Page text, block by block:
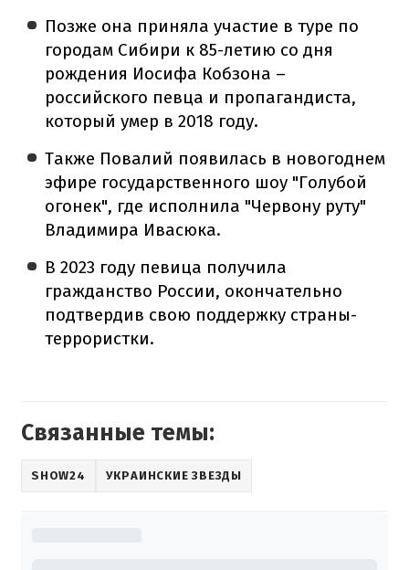
Позже она приняла участие в туре по
городам Сибири к 85-летию со дня
рождения Иосифа Кобзона –
российского певца и пропагандиста,
который умер в 2018 году.
Также Повалий появилась в новогоднем
эфире государственного шоу "Голубой
огонек", где исполнила "Червону руту"
Владимира Ивасюка.
В 2023 году певица получила
гражданство России, окончательно
подтвердив свою поддержку страны-
террористки.
Связанные темы:
SHOW24 УКРАИНСКИЕ ЗВЕЗДЫ